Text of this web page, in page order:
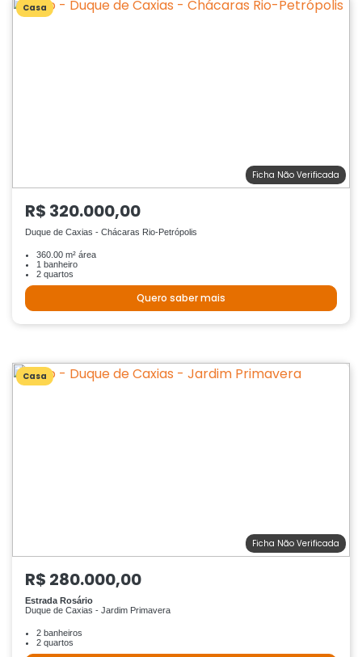
Casa
Ficha Não Verificada
R$ 320.000,00
Duque de Caxias - Chácaras Rio-Petrópolis
360.00 m² área
1 banheiro
2 quartos
Quero saber mais
Casa
Ficha Não Verificada
R$ 280.000,00
Estrada Rosário
Duque de Caxias - Jardim Primavera
2 banheiros
2 quartos